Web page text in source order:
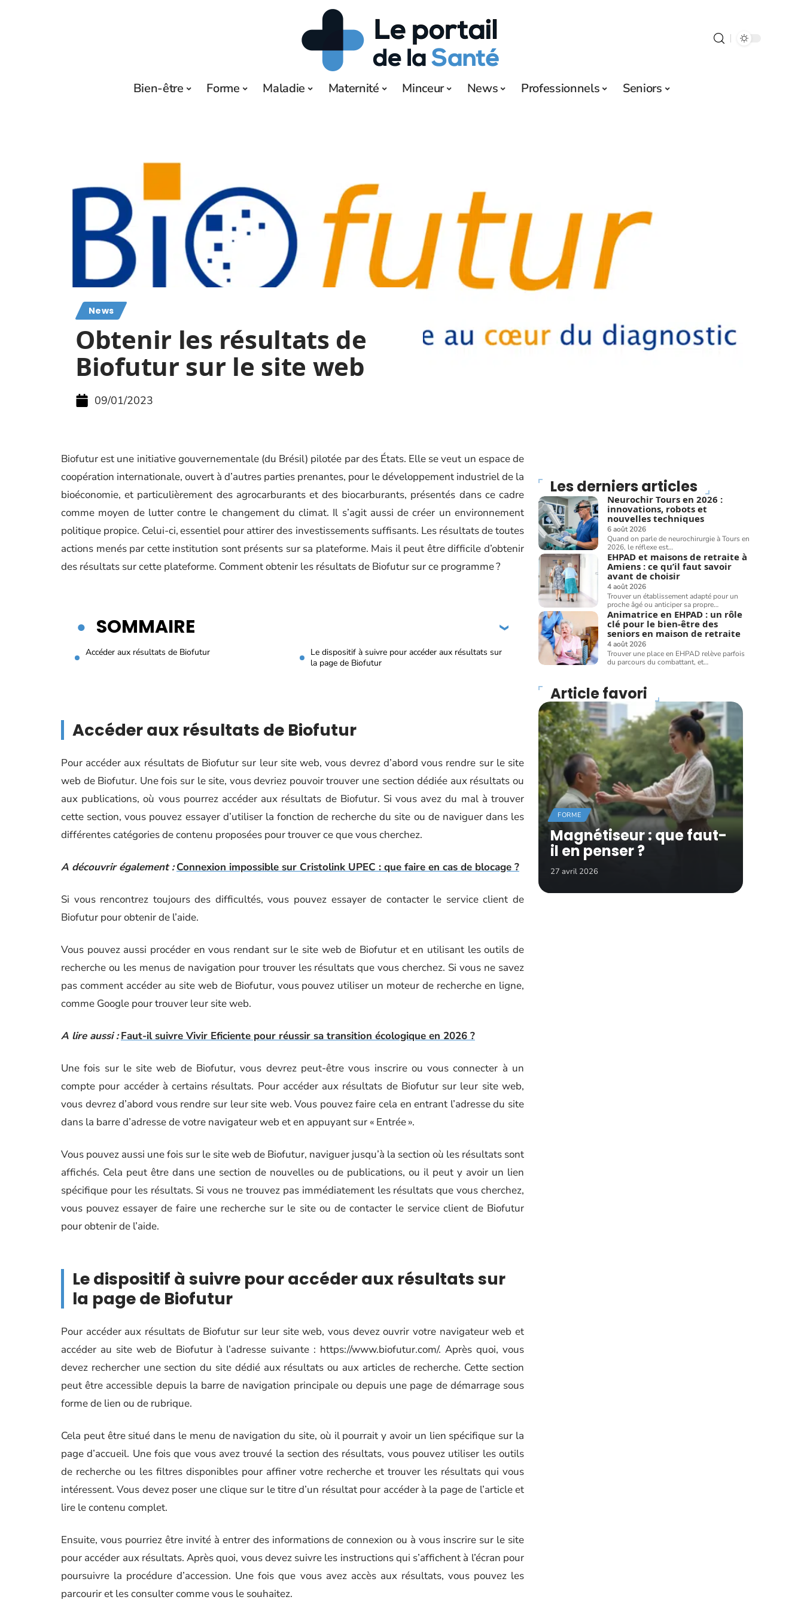
Bien-être Forme Maladie Maternité Minceur News Professionnels Seniors
News
Obtenir les résultats de
Biofutur sur le site web
09/01/2023
Biofutur est une initiative gouvernementale (du Brésil) pilotée par des États. Elle se veut un espace de
coopération internationale, ouvert à d’autres parties prenantes, pour le développement industriel de la
bioéconomie, et particulièrement des agrocarburants et des biocarburants, présentés dans ce cadre
comme moyen de lutter contre le changement du climat. Il s’agit aussi de créer un environnement
politique propice. Celui-ci, essentiel pour attirer des investissements suffisants. Les résultats de toutes
actions menés par cette institution sont présents sur sa plateforme. Mais il peut être difficile d’obtenir
des résultats sur cette plateforme. Comment obtenir les résultats de Biofutur sur ce programme ?
SOMMAIRE
Accéder aux résultats de Biofutur
Le dispositif à suivre pour accéder aux résultats sur
la page de Biofutur
Accéder aux résultats de Biofutur
Pour accéder aux résultats de Biofutur sur leur site web, vous devrez d’abord vous rendre sur le site
web de Biofutur. Une fois sur le site, vous devriez pouvoir trouver une section dédiée aux résultats ou
aux publications, où vous pourrez accéder aux résultats de Biofutur. Si vous avez du mal à trouver
cette section, vous pouvez essayer d’utiliser la fonction de recherche du site ou de naviguer dans les
différentes catégories de contenu proposées pour trouver ce que vous cherchez.
A découvrir également : Connexion impossible sur Cristolink UPEC : que faire en cas de blocage ?
Si vous rencontrez toujours des difficultés, vous pouvez essayer de contacter le service client de
Biofutur pour obtenir de l’aide.
Vous pouvez aussi procéder en vous rendant sur le site web de Biofutur et en utilisant les outils de
recherche ou les menus de navigation pour trouver les résultats que vous cherchez. Si vous ne savez
pas comment accéder au site web de Biofutur, vous pouvez utiliser un moteur de recherche en ligne,
comme Google pour trouver leur site web.
A lire aussi : Faut-il suivre Vivir Eficiente pour réussir sa transition écologique en 2026 ?
Une fois sur le site web de Biofutur, vous devrez peut-être vous inscrire ou vous connecter à un
compte pour accéder à certains résultats. Pour accéder aux résultats de Biofutur sur leur site web,
vous devrez d’abord vous rendre sur leur site web. Vous pouvez faire cela en entrant l’adresse du site
dans la barre d’adresse de votre navigateur web et en appuyant sur « Entrée ».
Vous pouvez aussi une fois sur le site web de Biofutur, naviguer jusqu’à la section où les résultats sont
affichés. Cela peut être dans une section de nouvelles ou de publications, ou il peut y avoir un lien
spécifique pour les résultats. Si vous ne trouvez pas immédiatement les résultats que vous cherchez,
vous pouvez essayer de faire une recherche sur le site ou de contacter le service client de Biofutur
pour obtenir de l’aide.
Le dispositif à suivre pour accéder aux résultats sur
la page de Biofutur
Pour accéder aux résultats de Biofutur sur leur site web, vous devez ouvrir votre navigateur web et
accéder au site web de Biofutur à l’adresse suivante : https://www.biofutur.com/. Après quoi, vous
devez rechercher une section du site dédié aux résultats ou aux articles de recherche. Cette section
peut être accessible depuis la barre de navigation principale ou depuis une page de démarrage sous
forme de lien ou de rubrique.
Cela peut être situé dans le menu de navigation du site, où il pourrait y avoir un lien spécifique sur la
page d’accueil. Une fois que vous avez trouvé la section des résultats, vous pouvez utiliser les outils
de recherche ou les filtres disponibles pour affiner votre recherche et trouver les résultats qui vous
intéressent. Vous devez poser une clique sur le titre d’un résultat pour accéder à la page de l’article et
lire le contenu complet.
Ensuite, vous pourriez être invité à entrer des informations de connexion ou à vous inscrire sur le site
pour accéder aux résultats. Après quoi, vous devez suivre les instructions qui s’affichent à l’écran pour
poursuivre la procédure d’accession. Une fois que vous avez accès aux résultats, vous pouvez les
parcourir et les consulter comme vous le souhaitez.
Les derniers articles
Neurochir Tours en 2026 :
innovations, robots et
nouvelles techniques
6 août 2026
Quand on parle de neurochirurgie à Tours en
2026, le réflexe est…
EHPAD et maisons de retraite à
Amiens : ce qu’il faut savoir
avant de choisir
4 août 2026
Trouver un établissement adapté pour un
proche âgé ou anticiper sa propre…
Animatrice en EHPAD : un rôle
clé pour le bien-être des
seniors en maison de retraite
4 août 2026
Trouver une place en EHPAD relève parfois
du parcours du combattant, et…
Article favori
FORME
Magnétiseur : que faut-
il en penser ?
27 avril 2026